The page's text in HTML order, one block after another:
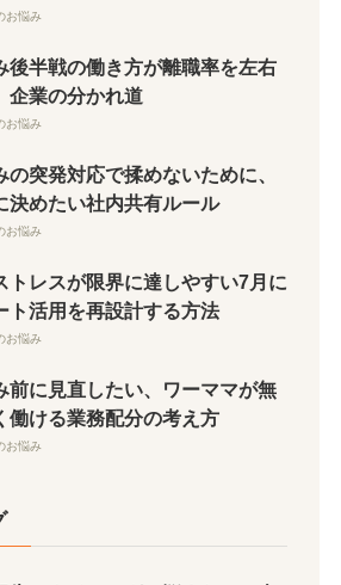
お悩み
後半戦の働き方が離職率を左右
企業の分かれ道
お悩み
の突発対応で揉めないために、
決めたい社内共有ルール
お悩み
トレスが限界に達しやすい7月に
ト活用を再設計する方法
お悩み
前に見直したい、ワーママが無
働ける業務配分の考え方
お悩み